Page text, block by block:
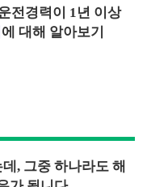
전경력이 1년 이상
에 대해 알아보기
, 그중 하나라도 해